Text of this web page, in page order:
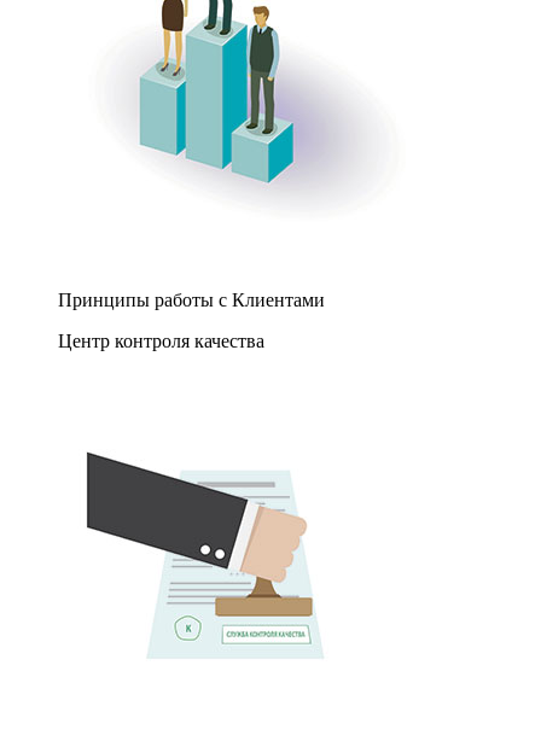
Принципы работы с Клиентами
Центр контроля качества